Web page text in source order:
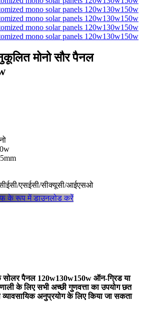
मोनो सौर पैनल
सीईसी/एसईसी/सीक्यूसी/आईएसओ
के रूप में डाउनलोड करें
सोलर पैनल 120w130w150w ऑन-ग्रिड या
के लिए सभी अच्छी गुणवत्ता का उपयोग छत
व्यावसायिक अनुप्रयोग के लिए किया जा सकता